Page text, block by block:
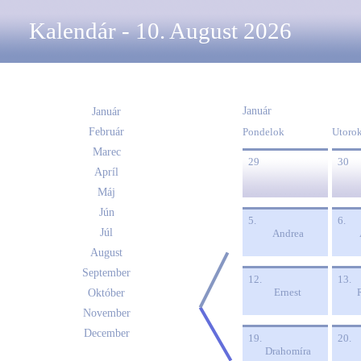
Kalendár - 10. August 2026
Január
Február
Marec
Apríl
Máj
Jún
Júl
August
September
Október
November
December
Január
Pondelok
29 30
5.
Andrea
6.
12.
Ernest
13.
19.
Drahomíra
20.